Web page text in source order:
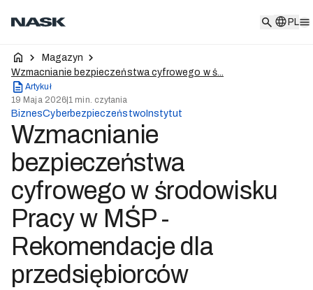
PL
Magazyn
Wzmacnianie bezpieczeństwa cyfrowego w ś...
Artykuł
19 Maja 2026 |1 min. czytania
BiznesCyberbezpieczeństwo Instytut
Wzmacnianie
bezpieczeństwa
cyfrowego w środowisku
Pracy w MŚP -
Rekomendacje dla
przedsiębiorców